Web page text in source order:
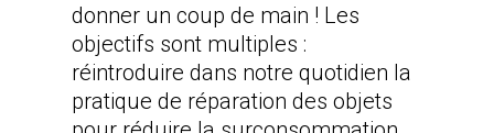
donner un coup de main ! Les
objectifs sont multiples :
réintroduire dans notre quotidien la
pratique de réparation des objets